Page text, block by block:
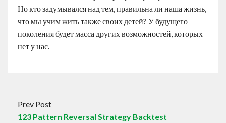
Но кто задумывался над тем, правильна ли наша жизнь,
что мы учим жить также своих детей? У будущего
поколения будет масса других возможностей, которых
нет у нас.
Prev Post
123 Pattern Reversal Strategy Backtest